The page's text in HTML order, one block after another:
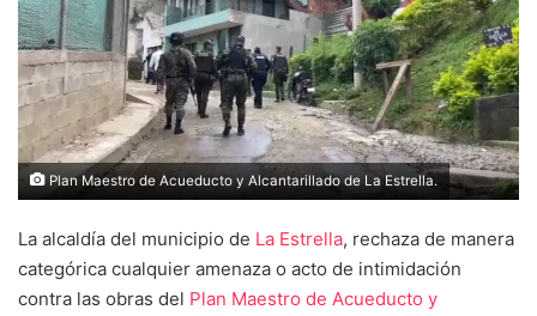
Plan Maestro de Acueducto y Alcantarillado de La Estrella.
La alcaldía del municipio de La Estrella, rechaza de manera
categórica cualquier amenaza o acto de intimidación
contra las obras del Plan Maestro de Acueducto y